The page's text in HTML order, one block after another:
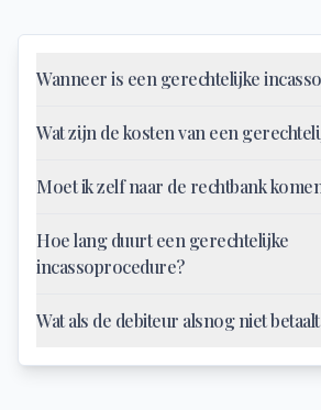
Wanneer is een gerechtelijke
Wat zijn de kosten van een
Moet ik zelf naar de rechtbank
Hoe lang duurt een gerechtelijke
incassoprocedure?
Wat als de debiteur alsnog niet